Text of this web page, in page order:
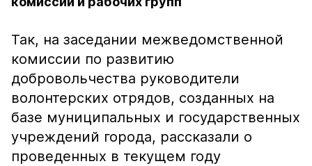
Так, на заседании межведомственной
комиссии по развитию
добровольчества руководители
волонтерских отрядов, созданных на
базе муниципальных и государственных
учреждений города, рассказали о
проведенных в текущем году